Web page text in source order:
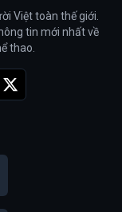
Việt toàn thế giới.
tin mới nhất về
thao.